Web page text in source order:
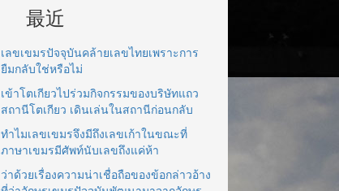
最近
เลขเขมรปัจจุบันคล้ายเลขไทยเพราะการ
ยืมกลับใช่หรือไม่
เข้าโตเกียวไปร่วมกิจกรรมของบริษัทแถว
สถานีโตเกียว เดินเล่นในสถานีก่อนกลับ
ทำไมเลขเขมรจึงมีถึงเลขเก้าในขณะที่
ภาษาเขมรมีศัพท์นับเลขถึงแค่ห้า
ว่าด้วยเรื่องความน่าเชื่อถือของข้อกล่าวอ้าง